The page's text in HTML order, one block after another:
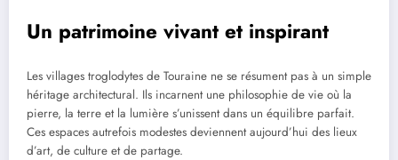
Un patrimoine vivant et inspirant
Les villages troglodytes de Touraine ne se résument pas à un simple
héritage architectural. Ils incarnent une philosophie de vie où la
pierre, la terre et la lumière s’unissent dans un équilibre parfait.
Ces espaces autrefois modestes deviennent aujourd’hui des lieux
d’art, de culture et de partage.